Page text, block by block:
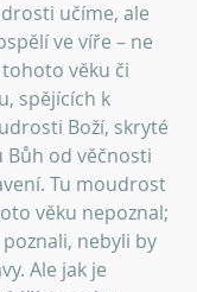
učíme, ale
ve víře – ne
věku či
spějících k
Boží, skryté
od věčnosti
Tu moudrost
věku nepoznal;
nebyli by
Ale jak je